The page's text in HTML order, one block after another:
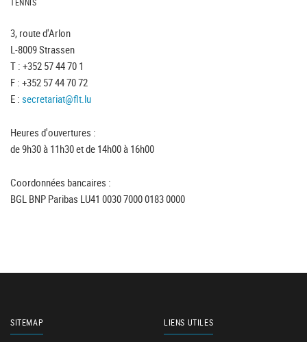
TENNIS
3, route d'Arlon
L-8009 Strassen
T : +352 57 44 70 1
F : +352 57 44 70 72
E : secretariat@flt.lu
Heures d'ouvertures :
de 9h30 à 11h30 et de 14h00 à 16h00
Coordonnées bancaires :
BGL BNP Paribas LU41 0030 7000 0183 0000
SITEMAP LIENS UTILES